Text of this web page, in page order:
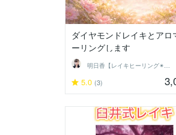
ダイヤモンドレイキとアロ
ーリングします
明日香【レイキヒーリング✴︎伝授】します
5.0 (3)